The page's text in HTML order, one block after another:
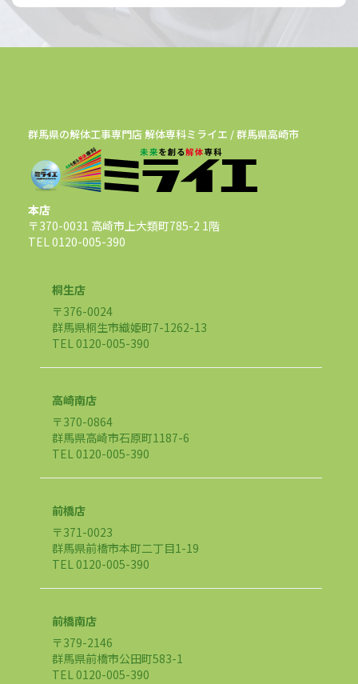
群馬県の解体工事専門店 解体専科ミライエ / 群馬県高崎市
本店
〒370-0031 高崎市上大類町785-2 1階
TEL 0120-005-390
桐生店
〒376-0024
群馬県桐生市織姫町7-1262-13
TEL 0120-005-390
高崎南店
〒370-0864
群馬県高崎市石原町1187-6
TEL 0120-005-390
前橋店
〒371-0023
群馬県前橋市本町二丁目1-19
TEL 0120-005-390
前橋南店
〒379-2146
群馬県前橋市公田町583-1
TEL 0120-005-390